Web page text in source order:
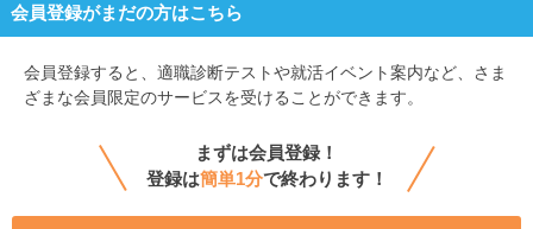
会員登録がまだの方はこちら
会員登録すると、 適職診断テストや就活イベント案内など、さま
ざまな会員限定のサービスを受けることができます。
まずは会員登録！
登録は簡単1分で終わります！